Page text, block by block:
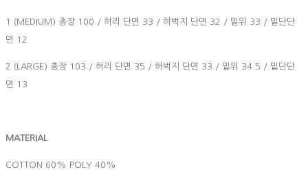
1 (MEDIUM) 총장 100 / 허리 단면 33 / 허벅지 단면 32 / 밑위 33 / 밑단단
면 12
2 (LARGE) 총장 103 / 허리 단면 35 / 허벅지 단면 33 / 밑위 34.5 / 밑단단
면 13
MATERIAL
COTTON 60% POLY 40%